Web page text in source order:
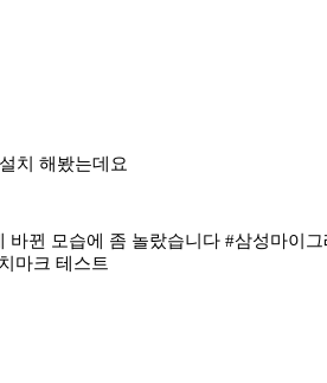
치 해봤는데요
바뀐 모습에 좀 놀랐습니다 #삼성마이
마크 테스트